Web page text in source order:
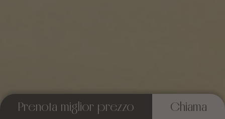
Prenota miglior prezzo Chiama